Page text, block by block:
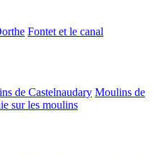
Fontet et le canal
de Castelnaudary Moulins de
sur les moulins